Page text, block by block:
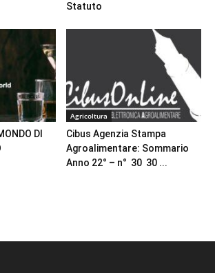
Statuto
DI
Agricoltura
Cibus Agenzia Stampa
Agroalimentare: Sommario
Anno 22° – n° 30 30 ...